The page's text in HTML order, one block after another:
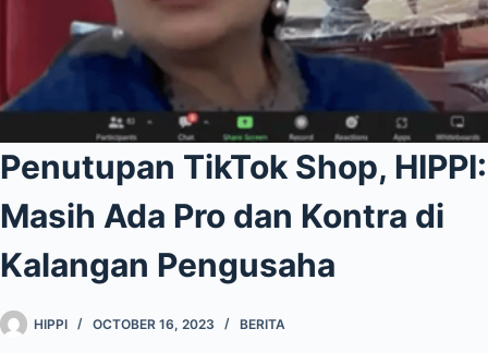
Penutupan TikTok Shop, HIPPI:
Masih Ada Pro dan Kontra di
Kalangan Pengusaha
HIPPI OCTOBER 16, 2023 BERITA